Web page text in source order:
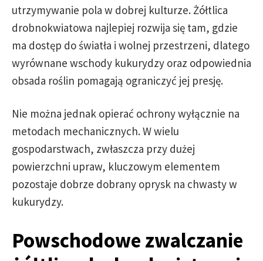
utrzymywanie pola w dobrej kulturze. Żółtlica
drobnokwiatowa najlepiej rozwija się tam, gdzie
ma dostęp do światła i wolnej przestrzeni, dlatego
wyrównane wschody kukurydzy oraz odpowiednia
obsada roślin pomagają ograniczyć jej presję.
Nie można jednak opierać ochrony wyłącznie na
metodach mechanicznych. W wielu
gospodarstwach, zwłaszcza przy dużej
powierzchni upraw, kluczowym elementem
pozostaje dobrze dobrany oprysk na chwasty w
kukurydzy.
Powschodowe zwalczanie